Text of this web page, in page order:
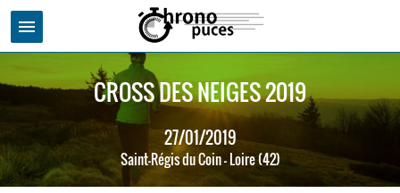
menu
CROSS DES NEIGES 2019
27/01/2019
Saint-Régis du Coin - Loire (42)